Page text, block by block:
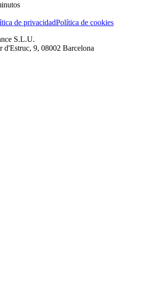
de privacidadPolítica de cookies
S.L.U.
d'Estruc, 9, 08002 Barcelona